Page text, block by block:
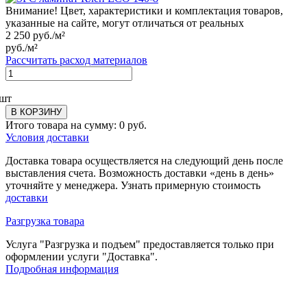
Внимание! Цвет, характеристики и комплектация товаров,
указанные на сайте, могут отличаться от реальных
2 250 руб./м²
руб./м²
Рассчитать расход материалов
В КОРЗИНУ
Итого товара на сумму: 0 руб.
Условия доставки
Доставка товара осуществляется на следующий день после
выставления счета. Возможность доставки «день в день»
уточняйте у менеджера. Узнать примерную стоимость
доставки
Разгрузка товара
Услуга "Разгрузка и подъем" предоставляется только при
оформлении услуги "Доставка".
Подробная информация